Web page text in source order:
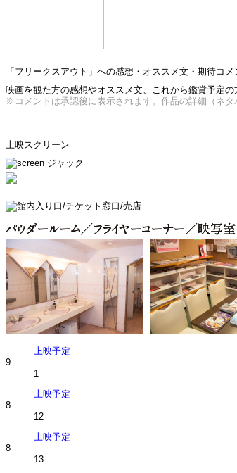
「フリークスアウト」への感想・オススメ文・期待コメ
映画を観た方の感想やオススメ文、これから鑑賞予定
※コメントは承認後に表示されます。作品の詳細（ネ
上映スクリーン
上映予定
9
1
上映予定
8
12
上映予定
8
13